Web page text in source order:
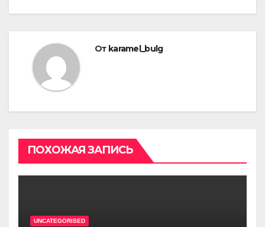
От karamel_bulg
ПОХОЖАЯ ЗАПИСЬ
UNCATEGORISED